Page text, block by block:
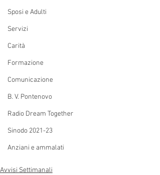
Sposi e Adulti
Servizi
Carità
Formazione
Comunicazione
B. V. Pontenovo
Radio Dream Together
Sinodo 2021-23
Anziani e ammalati
Avvisi Settimanali